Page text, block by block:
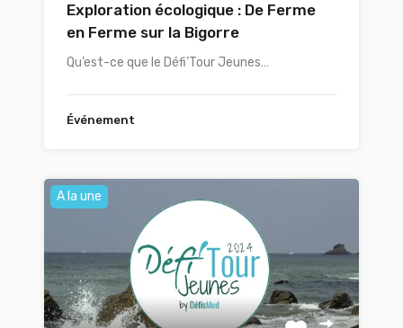
Exploration écologique : De Ferme
en Ferme sur la Bigorre
Qu’est-ce que le Défi’Tour Jeunes…
Événement
A la une